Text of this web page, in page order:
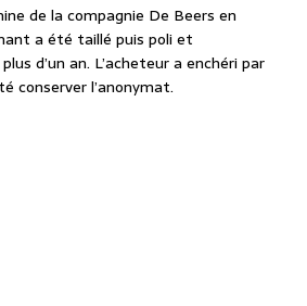
de la compagnie De Beers en
a été taillé puis poli et
d’un an. L’acheteur a enchéri par
conserver l’anonymat.